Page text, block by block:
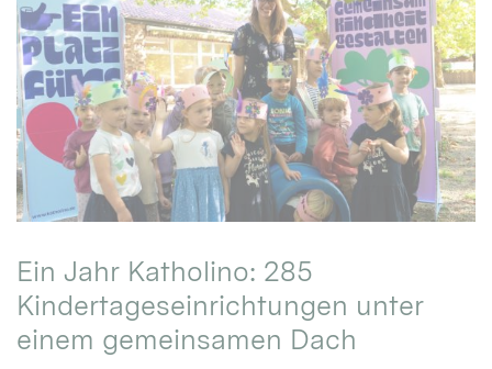
Ein Jahr Katholino: 285
Kindertageseinrichtungen unter
einem gemeinsamen Dach